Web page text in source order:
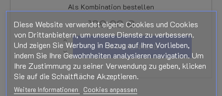
Als Kombination bestellen
139,00 €
IM WARENKORB
Diese Website verwendet eigene Cookies und Cookies
von Drittanbietern, um unsere Dienste zu verbessern.
Und zeigen Sie Werbung in Bezug auf Ihre Vorlieben,
indem Sie Ihre Gewohnheiten analysieren navigation. Um
Ihre Zustimmung zu seiner Verwendung zu geben, klicken
Sie auf die Schaltfläche Akzeptieren.
Weitere Informationen Cookies anpassen